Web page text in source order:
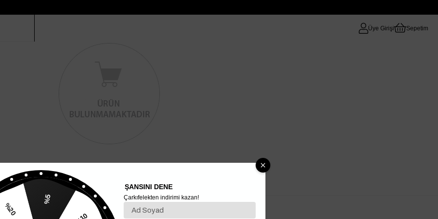
Üye Girişi Sepetim
%5
%10
ŞANSINI DENE
Çarkıfelekten indirimi kazan!